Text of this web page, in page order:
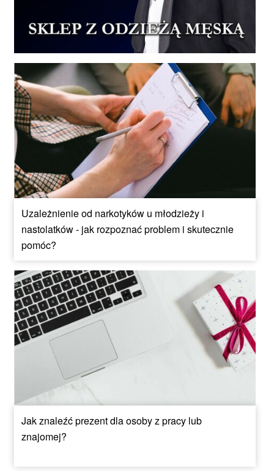
Uzależnienie od narkotyków u młodzieży i
nastolatków - jak rozpoznać problem i skutecznie
pomóc?
Jak znaleźć prezent dla osoby z pracy lub
znajomej?